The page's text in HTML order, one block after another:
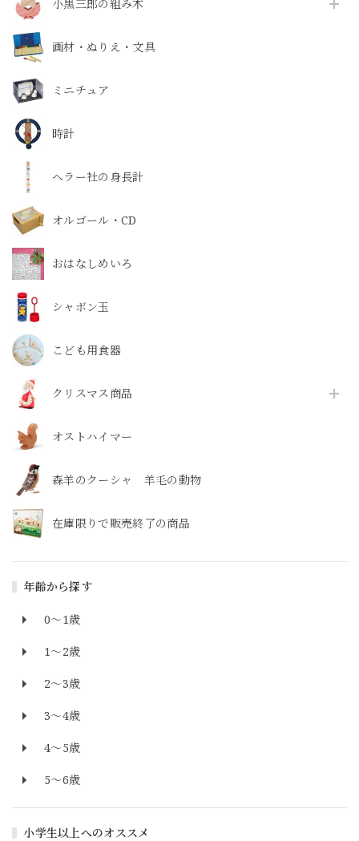
小黒三郎の組み木
画材・ぬりえ・文具
ミニチュア
時計
ヘラー社の身長計
オルゴール・CD
おはなしめいろ
シャボン玉
こども用食器
クリスマス商品
オストハイマー
森羊のクーシャ 羊毛の動物
在庫限りで販売終了の商品
年齢から探す
0～1歳
1～2歳
2～3歳
3～4歳
4～5歳
5～6歳
小学生以上へのオススメ